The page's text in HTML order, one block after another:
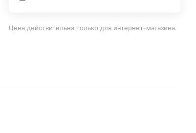
Цена действительна только для интернет-магазина.